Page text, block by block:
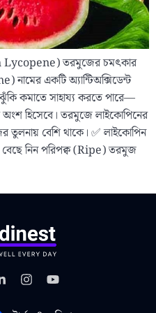
তরমুজের চমৎকার
একটি অ্যান্টিঅক্সিডেন্ট
কমাতে সাহায্য করতে পারে—
অংশ হিসেবে। তরমুজে লাইকোপিনের
বেশি থাকে। ✅ লাইকোপিন
নিন পরিপক্ব (Ripe) তরমুজ